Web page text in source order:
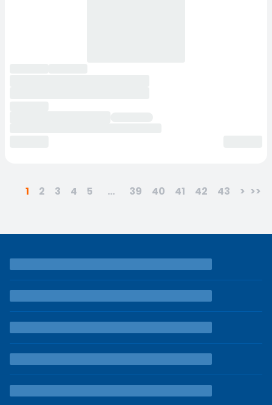
1 2 3 4 5 ... 39 40 41 42 43 > >>